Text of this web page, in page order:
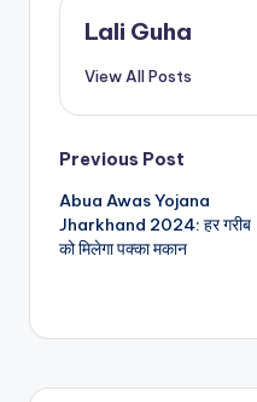
Lali Guha
View All Posts
Post
navigation
Previous Post
Abua Awas Yojana
Jharkhand 2024: हर गरीब
को मिलेगा पक्का मकान